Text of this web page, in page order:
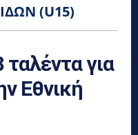
(U15)
για
Εθνική